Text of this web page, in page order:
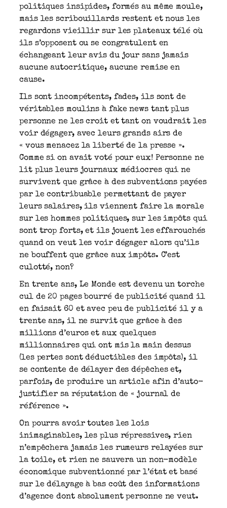
politiques insipides, formés au même moule,
mais les scribouillards restent et nous les
regardons vieillir sur les plateaux télé où
ils s’opposent ou se congratulent en
échangeant leur avis du jour sans jamais
aucune autocritique, aucune remise en
cause.
Ils sont incompétents, fades, ils sont de
véritables moulins à fake news tant plus
personne ne les croit et tant on voudrait les
voir dégager, avec leurs grands airs de
« vous menacez la liberté de la presse ».
Comme si on avait voté pour eux! Personne ne
lit plus leurs journaux médiocres qui ne
survivent que grâce à des subventions payées
par le contribuable permettant de payer
leurs salaires, ils viennent faire la morale
sur les hommes politiques, sur les impôts qui
sont trop forts, et ils jouent les effarouchés
quand on veut les voir dégager alors qu’ils
ne bouffent que grâce aux impôts. C’est
culotté, non?
En trente ans, Le Monde est devenu un torche
cul de 20 pages bourré de publicité quand il
en faisait 60 et avec peu de publicité il y a
trente ans, il ne survit que grâce à des
millions d’euros et aux quelques
millionnaires qui ont mis la main dessus
(les pertes sont déductibles des impôts), il
se contente de délayer des dépêches et,
parfois, de produire un article afin d’auto-
justifier sa réputation de « journal de
référence ».
On pourra avoir toutes les lois
inimaginables, les plus répressives, rien
n’empêchera jamais les rumeurs relayées sur
la toile, et rien ne sauvera un non-modèle
économique subventionné par l’état et basé
sur le délayage à bas coût des informations
d’agence dont absolument personne ne veut.